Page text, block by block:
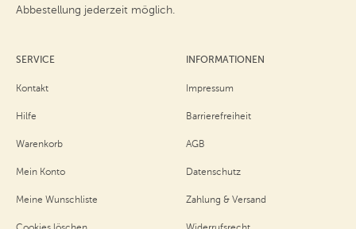
Abbestellung jederzeit möglich.
SERVICE
Kontakt
Hilfe
Warenkorb
Mein Konto
Meine Wunschliste
INFORMATIONEN
Impressum
Barrierefreiheit
AGB
Datenschutz
Zahlung & Versand